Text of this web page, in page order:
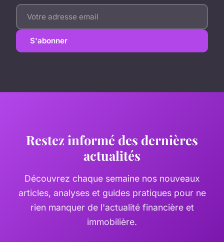
S'abonner
Restez informé des dernières
actualités
Découvrez chaque semaine nos nouveaux
articles, analyses et guides pratiques pour ne
rien manquer de l'actualité financière et
immobilière.